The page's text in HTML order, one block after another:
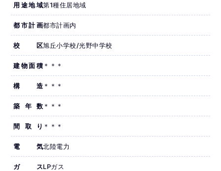
用途地域第1種住居地域
都市計画都市計画内
校区旭丘小学校/光野中学校
建物面積＊＊＊
構造 ＊＊＊
築年数 ＊＊＊
間取り ＊＊＊
電気北陸電力
ガスLPガス